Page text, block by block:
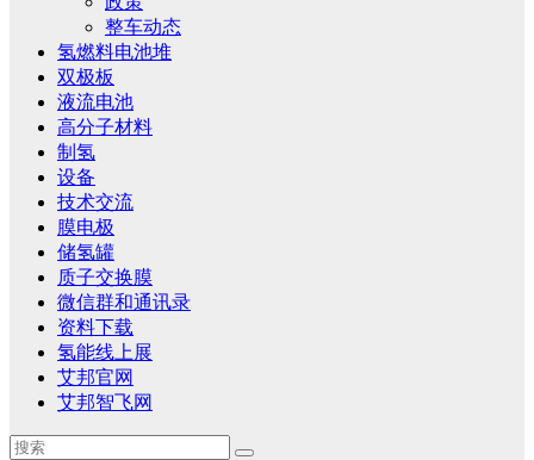
整车动态
氢燃料电池堆
双极板
液流电池
高分子材料
制氢
设备
技术交流
膜电极
储氢罐
质子交换膜
微信群和通讯录
资料下载
氢能线上展
艾邦官网
艾邦智飞网